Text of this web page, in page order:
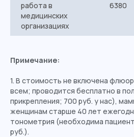
работа в
медицинских
организациях
6380
Примечание:
1. В стоимость не включена
всем; проводится бесплатно в
прикрепления; 700 руб. у нас),
женщинам старше 40 лет
тонометрия (необходима
руб.).